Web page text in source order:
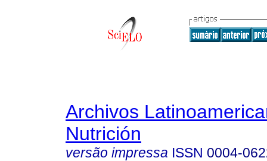
Archivos
Nutrición
versão impressa ISSN 0004-